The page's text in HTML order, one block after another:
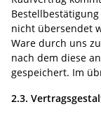
nicht übersendet
Ware durch uns
nach dem diese
gespeichert. Im
2.3.